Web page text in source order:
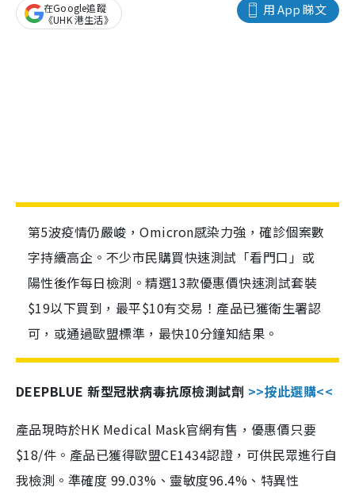
用 App 睇文
在Google追蹤
《UHK 港生活》
第5波疫情仍嚴峻，Omicron感染力強，確診個案數
字持續高企。不少市民購買快速測試「看門口」或
陽性後作每日檢測。精選13款優惠價快速測試套裝
$19以下買到，最平$10有交易！產品已獲衛生署認
可，或通過歐盟標準，最快10分鐘知結果。
DEEPBLUE 新型冠狀病毒抗原檢測試劑 >>按此選購<<
產品現時於HK Medical Mask官網有售，優惠價只要
$18/件。產品已獲得歐盟CE1434認證，可供民眾進行自
我檢測。準確度 99.03%、靈敏度96.4%、特異性